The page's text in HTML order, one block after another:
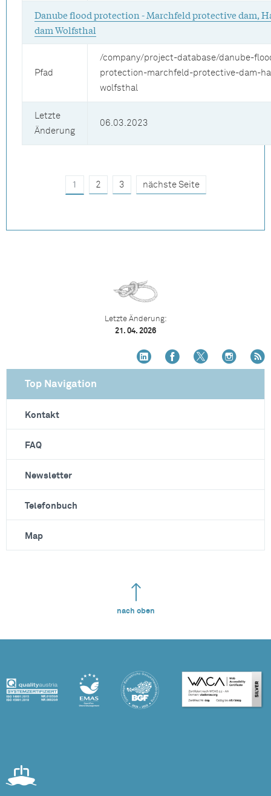
Danube flood protection - Marchfeld protective dam,
dam Wolfsthal
Pfad
/company/project-database/danube-
protection-marchfeld-protective-dam-
wolfsthal
Letzte
Änderung
06.03.2023
1 2 3 nächste Seite
Letzte Änderung:
21. 04. 2026
Top Navigation
Kontakt
FAQ
Newsletter
Telefonbuch
Map
nach oben